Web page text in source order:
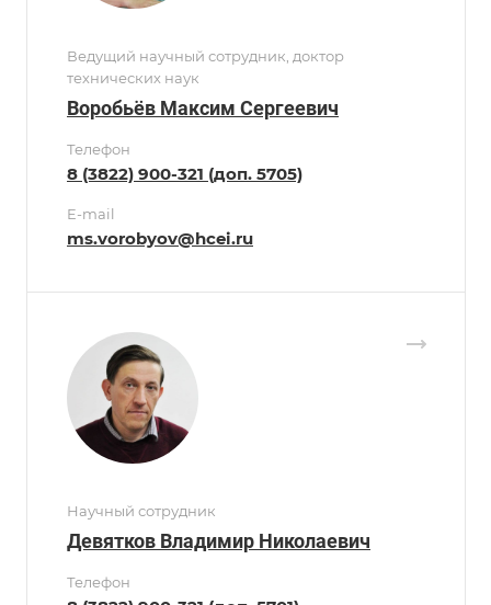
Ведущий научный сотрудник, доктор
технических наук
Воробьёв Максим Сергеевич
Телефон
8 (3822) 900-321 (доп. 5705)
E-mail
ms.vorobyov@hcei.ru
Научный сотрудник
Девятков Владимир Николаевич
Телефон